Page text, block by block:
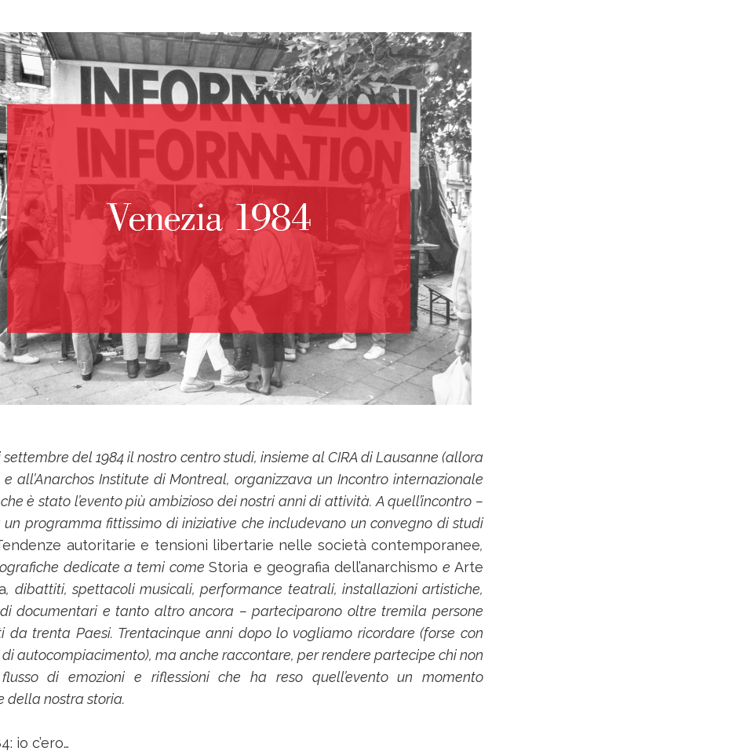
del 1984 il nostro centro studi, insieme al CIRA di Lausanne (allora
e all’Anarchos Institute di Montreal, organizzava un Incontro internazionale
è stato l’evento più ambizioso dei nostri anni di attività. A quell’incontro –
un programma fittissimo di iniziative che includevano un convegno di studi
autoritarie e tensioni libertarie nelle società contemporanee,
dedicate a temi comeStoria e geografia dell’anarchismo eArte
, dibattiti, spettacoli musicali, performance teatrali, installazioni artistiche,
documentari e tanto altro ancora – parteciparono oltre tremila persone
da trenta Paesi. Trentacinque anni dopo lo vogliamo ricordare (forse con
autocompiacimento), ma anche raccontare, per rendere partecipe chi non
di emozioni e riflessioni che ha reso quell’evento un momento
della nostra storia.
io c’ero…